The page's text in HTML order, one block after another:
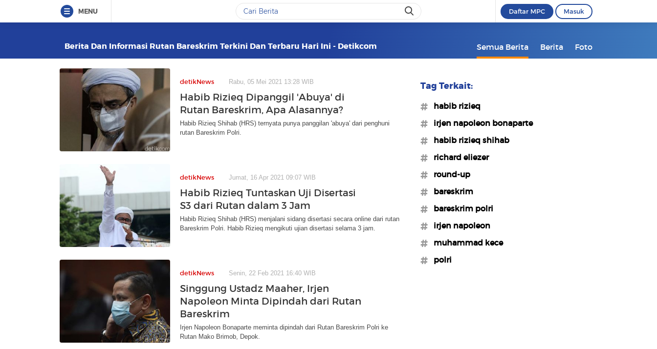
MENU Daftar MPC Masuk
Berita Dan Informasi Rutan Bareskrim Terkini Dan Terbaru Hari Ini - Detikcom Semua Berita Berita Foto
detikNews Rabu, 05 Mei 2021 13:28 WIB
Habib Rizieq Dipanggil 'Abuya' di
Rutan Bareskrim, Apa Alasannya?
Habib Rizieq Shihab (HRS) ternyata punya panggilan 'abuya' dari penghuni
rutan Bareskrim Polri.
detikNews Jumat, 16 Apr 2021 09:07 WIB
Habib Rizieq Tuntaskan Uji Disertasi
S3 dari Rutan dalam 3 Jam
Habib Rizieq Shihab (HRS) menjalani sidang disertasi secara online dari rutan
Bareskrim Polri. Habib Rizieq mengikuti ujian disertasi selama 3 jam.
detikNews Senin, 22 Feb 2021 16:40 WIB
Singgung Ustadz Maaher, Irjen
Napoleon Minta Dipindah dari Rutan
Bareskrim
Irjen Napoleon Bonaparte meminta dipindah dari Rutan Bareskrim Polri ke
Rutan Mako Brimob, Depok.
Tag Terkait:
#habib rizieq
#irjen napoleon bonaparte
#habib rizieq shihab
#richard eliezer
#round-up
#bareskrim
#bareskrim polri
#irjen napoleon
#muhammad kece
#polri